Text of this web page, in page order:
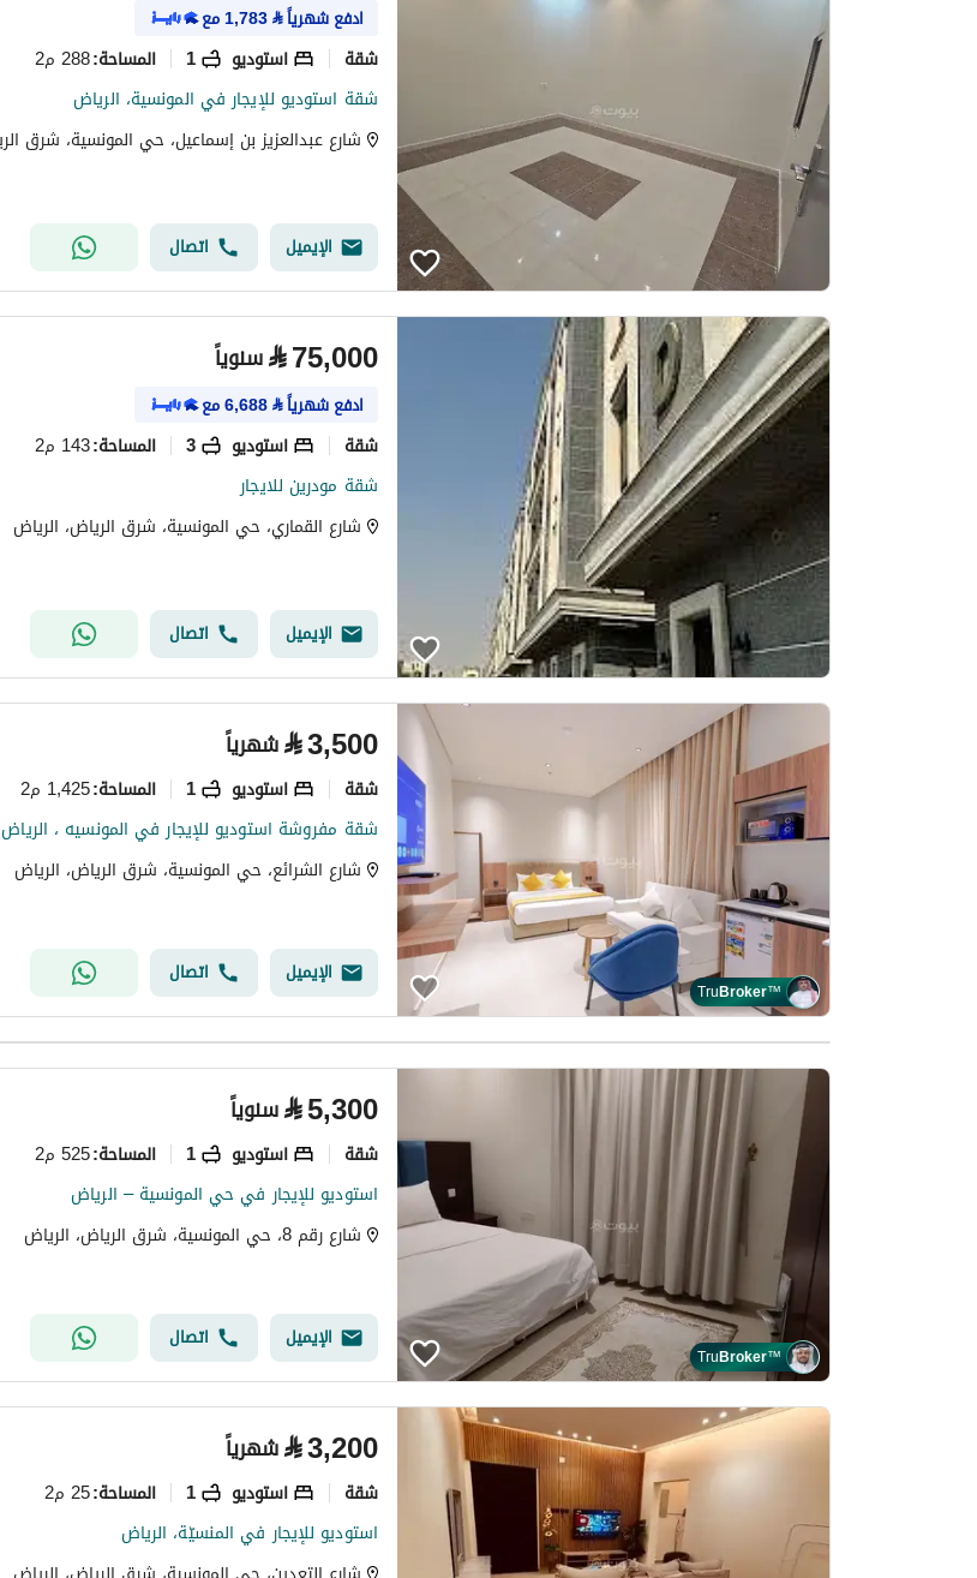
ادفع شهرياً⃁
1,783مع
شقة استوديو 1 المساحة:288 م2
شقة استوديو للإيجار في المونسية، الرياض
الإيميل اتصال
⃁75,000 سنوياً
ادفع شهرياً⃁
6,688مع
شقة استوديو 3 المساحة:143 م2
شقة مودرين للايجار
شارع القماري، حي المونسية، شرق الرياض، الرياض
الإيميل اتصال
TruBroker™
⃁3,500 شهرياً
شقة استوديو 1 المساحة:1,425 م2
شقة مفروشة استوديو للإيجار في المونسيه ، الرياض
شارع الشرائع، حي المونسية، شرق الرياض، الرياض
الإيميل اتصال
TruBroker™
⃁5,300 سنوياً
شقة استوديو 1 المساحة:525 م2
استوديو للإيجار في حي المونسية – الرياض
شارع رقم 8، حي المونسية، شرق الرياض، الرياض
الإيميل اتصال
⃁3,200 شهرياً
شقة استوديو 1 المساحة:25 م2
استوديو للإيجار في المنسيّة، الرياض